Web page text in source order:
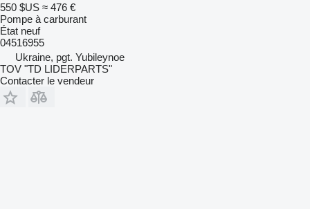
550 $US ≈ 476 €
Pompe à carburant
État neuf
04516955
Ukraine, pgt. Yubileynoe
TOV "TD LIDERPARTS"
Contacter le vendeur